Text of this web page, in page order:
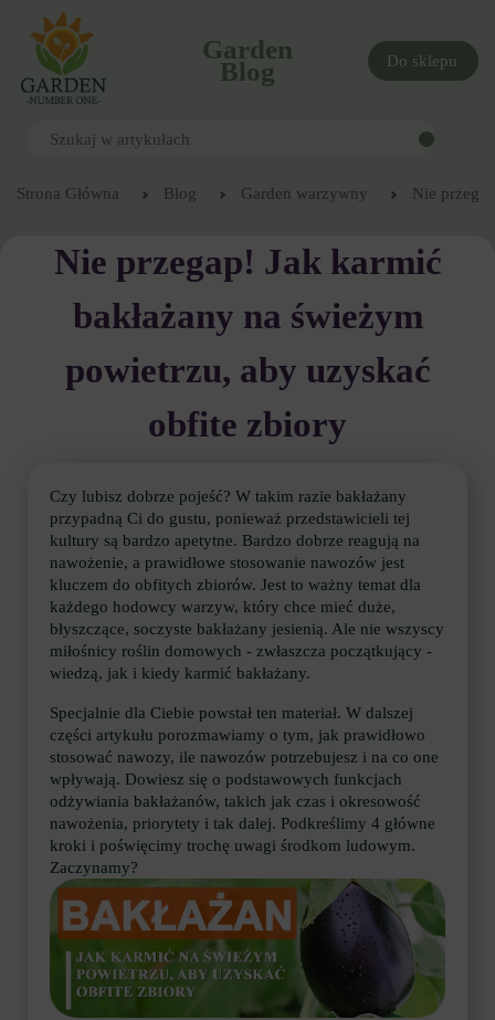
Garden
Blog Do sklepu
Strona Główna Blog Garden warzywny Nie
Nie przegap! Jak karmić
bakłażany na świeżym
powietrzu, aby uzyskać
obfite zbiory
Czy lubisz dobrze pojeść? W takim razie bakłażany
przypadną Ci do gustu, ponieważ przedstawicieli tej
kultury są bardzo apetytne. Bardzo dobrze reagują na
nawożenie, a prawidłowe stosowanie nawozów jest
kluczem do obfitych zbiorów. Jest to ważny temat dla
każdego hodowcy warzyw, który chce mieć duże,
błyszczące, soczyste bakłażany jesienią. Ale nie wszyscy
miłośnicy roślin domowych - zwłaszcza początkujący -
wiedzą, jak i kiedy karmić bakłażany.
Specjalnie dla Ciebie powstał ten materiał. W dalszej
części artykułu porozmawiamy o tym, jak prawidłowo
stosować nawozy, ile nawozów potrzebujesz i na co one
wpływają. Dowiesz się o podstawowych funkcjach
odżywiania bakłażanów, takich jak czas i okresowość
nawożenia, priorytety i tak dalej. Podkreślimy 4 główne
kroki i poświęcimy trochę uwagi środkom ludowym.
Zaczynamy?